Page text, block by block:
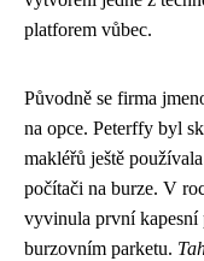
platforem vůbec.
Původně se firma
na opce. Peterffy byl
makléřů ještě
počítači na burze. V
vyvinula první kapesní
burzovním parketu.